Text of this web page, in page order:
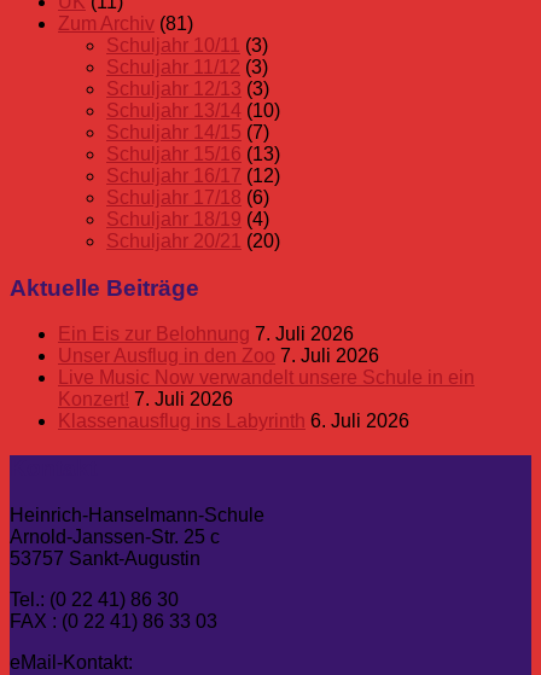
Zum Archiv (81)
Schuljahr 10/11 (3)
Schuljahr 11/12 (3)
Schuljahr 12/13 (3)
Schuljahr 13/14 (10)
Schuljahr 14/15 (7)
Schuljahr 15/16 (13)
Schuljahr 16/17 (12)
Schuljahr 17/18 (6)
Schuljahr 18/19 (4)
Schuljahr 20/21 (20)
Aktuelle Beiträge
Ein Eis zur Belohnung 7. Juli 2026
Unser Ausflug in den Zoo 7. Juli 2026
Live Music Now verwandelt unsere Schule in ein
Konzert! 7. Juli 2026
Klassenausflug ins Labyrinth 6. Juli 2026
Heinrich-Hanselmann-Schule
Arnold-Janssen-Str. 25 c
53757 Sankt-Augustin
Tel.: (0 22 41) 86 30
FAX : (0 22 41) 86 33 03
eMail-Kontakt: